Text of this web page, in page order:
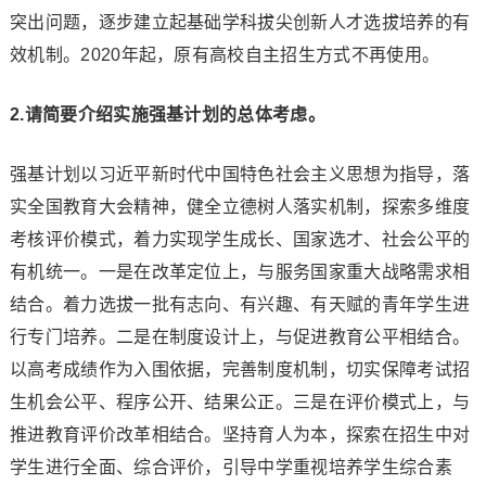
突出问题，逐步建立起基础学科拔尖创新人才选拔培养的有
效机制。2020年起，原有高校自主招生方式不再使用。
2.请简要介绍实施强基计划的总体考虑。
强基计划以习近平新时代中国特色社会主义思想为指导，落
实全国教育大会精神，健全立德树人落实机制，探索多维度
考核评价模式，着力实现学生成长、国家选才、社会公平的
有机统一。一是在改革定位上，与服务国家重大战略需求相
结合。着力选拔一批有志向、有兴趣、有天赋的青年学生进
行专门培养。二是在制度设计上，与促进教育公平相结合。
以高考成绩作为入围依据，完善制度机制，切实保障考试招
生机会公平、程序公开、结果公正。三是在评价模式上，与
推进教育评价改革相结合。坚持育人为本，探索在招生中对
学生进行全面、综合评价，引导中学重视培养学生综合素